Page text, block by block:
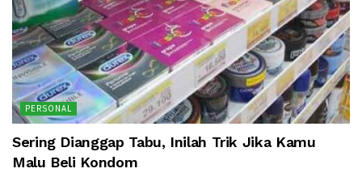
PERSONAL
Sering Dianggap Tabu, Inilah Trik Jika Kamu
Malu Beli Kondom